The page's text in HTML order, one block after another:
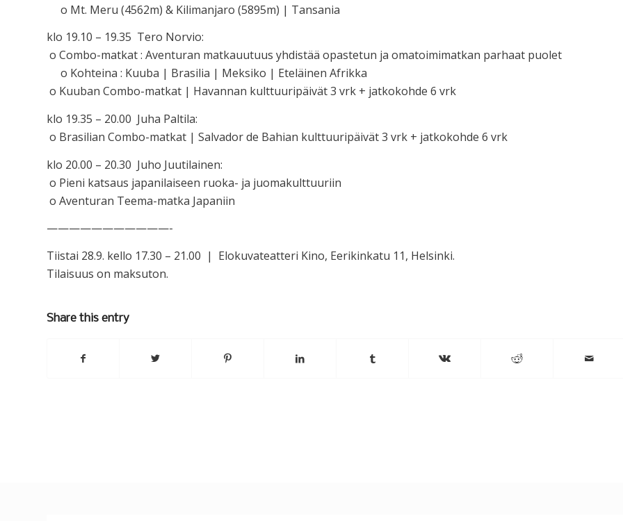
o Mt. Meru (4562m) & Kilimanjaro (5895m) | Tansania
klo 19.10 – 19.35 Tero Norvio:
o Combo-matkat : Aventuran matkauutuus yhdistää opastetun ja omatoimimatkan parhaat puolet
o Kohteina : Kuuba | Brasilia | Meksiko | Eteläinen Afrikka
o Kuuban Combo-matkat | Havannan kulttuuripäivät 3 vrk + jatkokohde 6 vrk
klo 19.35 – 20.00 Juha Paltila:
o Brasilian Combo-matkat | Salvador de Bahian kulttuuripäivät 3 vrk + jatkokohde 6 vrk
klo 20.00 – 20.30 Juho Juutilainen:
o Pieni katsaus japanilaiseen ruoka- ja juomakulttuuriin
o Aventuran Teema-matka Japaniin
———————————-
Tiistai 28.9. kello 17.30 – 21.00 | Elokuvateatteri Kino, Eerikinkatu 11, Helsinki.
Tilaisuus on maksuton.
Share this entry